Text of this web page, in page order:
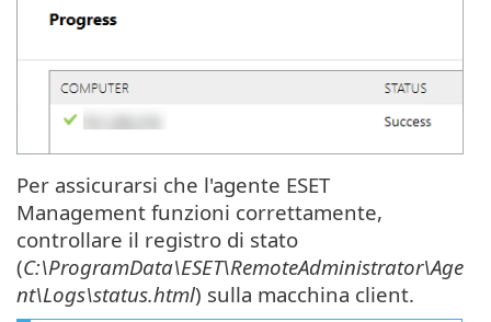
Per assicurarsi che l'agente ESET
Management funzioni correttamente,
controllare il registro di stato
(C:\ProgramData\ESET\RemoteAdministrator\Age
nt\Logs\status.html) sulla macchina client.